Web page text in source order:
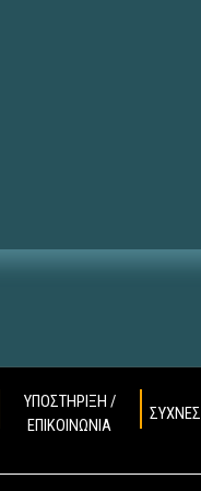
ΥΠΟΣΤΗΡΙΞΗ /
ΕΠΙΚΟΙΝΩΝΙΑ